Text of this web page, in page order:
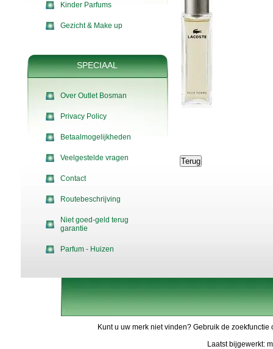
Kinder Parfums
Gezicht & Make up
SPECIAAL
Over Outlet Bosman
Privacy Policy
Betaalmogelijkheden
Veelgestelde vragen
Contact
Routebeschrijving
Niet goed-geld terug
garantie
Parfum - Huizen
Kunt u uw merk niet vinden? Gebruik de
Laatst bijgewerkt: